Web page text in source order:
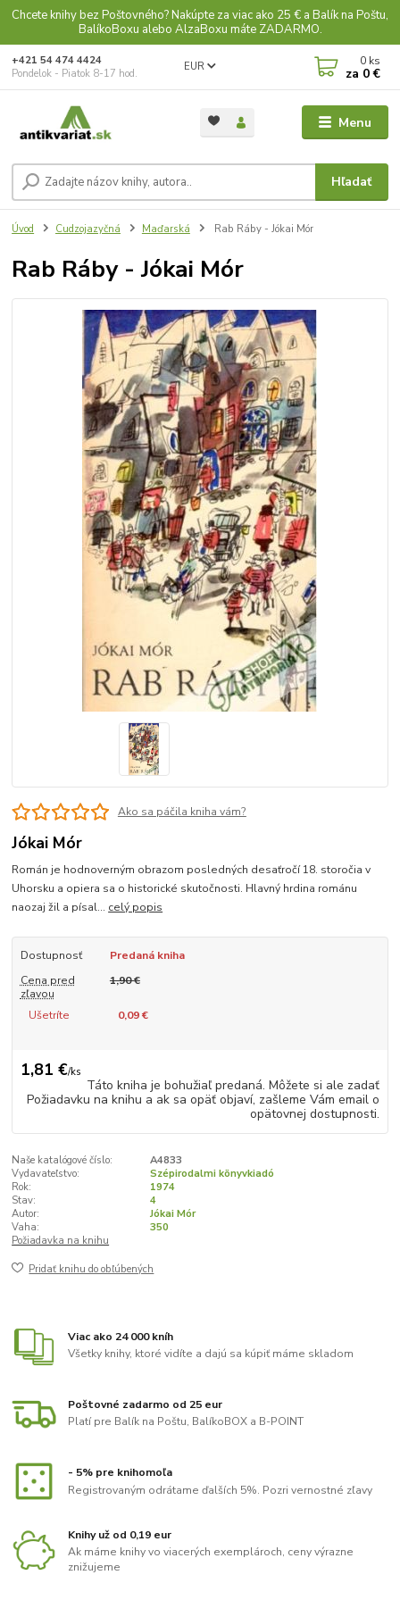
Chcete knihy bez Poštovného? Nakúpte za viac ako 25 € a Balík na Poštu,
BalíkoBoxu alebo AlzaBoxu máte ZADARMO.
Menu
EUR
Hľadať
+421 54 474 4424
Pondelok - Piatok 8-17 hod.
0 ks
za 0 €
Úvod Cudzojazyčná Maďarská Rab Ráby - Jókai Mór
Rab Ráby - Jókai Mór
Ako sa páčila kniha vám?
Jókai Mór
Román je hodnoverným obrazom posledných desaťročí 18. storočia v
Uhorsku a opiera sa o historické skutočnosti. Hlavný hrdina románu
naozaj žil a písal... celý popis
Dostupnosť
Predaná kniha
Cena pred
zľavou
1,90 €
Ušetríte 0,09 €
1,81 €/ks
Táto kniha je bohužiaľ predaná. Môžete si ale zadať
Požiadavku na knihu a ak sa opäť objaví, zašleme Vám email o
opätovnej dostupnosti.
Naše katalógové číslo:
A4833
Vydavateľstvo:
Szépirodalmi könyvkiadó
Rok:
1974
Stav:
4
Autor:
Jókai Mór
Vaha:
350
Požiadavka na knihu
Pridať knihu do obľúbených
Viac ako 24 000 kníh
Všetky knihy, ktoré vidíte a dajú sa kúpiť máme skladom
Poštovné zadarmo od 25 eur
Platí pre Balík na Poštu, BalíkoBOX a B-POINT
- 5% pre knihomoľa
Registrovaným odrátame ďalších 5%. Pozri vernostné zľavy
Knihy už od 0,19 eur
Ak máme knihy vo viacerých exemplároch, ceny výrazne
znižujeme